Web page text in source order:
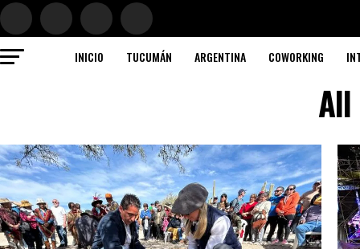
INICIO TUCUMÁN ARGENTINA COWORKING
All